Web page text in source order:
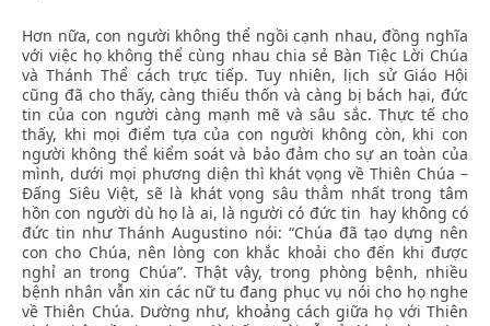
Hơn nữa, con người không thể ngồi cạnh nhau, đồng nghĩa
với việc họ không thể cùng nhau chia sẻ Bàn Tiệc Lời Chúa
và Thánh Thể cách trực tiếp. Tuy nhiên, lịch sử Giáo Hội
cũng đã cho thấy, càng thiếu thốn và càng bị bách hại, đức
tin của con người càng mạnh mẽ và sâu sắc. Thực tế cho
thấy, khi mọi điểm tựa của con người không còn, khi con
người không thể kiểm soát và bảo đảm cho sự an toàn của
mình, dưới mọi phương diện thì khát vọng về Thiên Chúa –
Đấng Siêu Việt, sẽ là khát vọng sâu thẳm nhất trong tâm
hồn con người dù họ là ai, là người có đức tin hay không có
đức tin như Thánh Augustino nói: “Chúa đã tạo dựng nên
con cho Chúa, nên lòng con khắc khoải cho đến khi được
nghỉ an trong Chúa”. Thật vậy, trong phòng bệnh, nhiều
bệnh nhân vẫn xin các nữ tu đang phục vụ nói cho họ nghe
về Thiên Chúa. Dường như, khoảng cách giữa họ với Thiên